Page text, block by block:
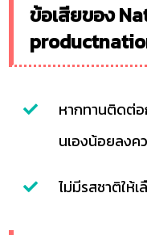
ข้อเสียของ
หากทานติดต่อ
นเองน้อยลงค
ไม่มีรสชาติให้เ